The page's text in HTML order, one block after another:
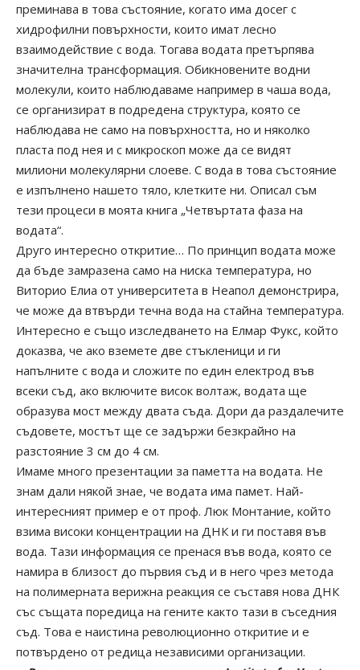
преминава в това състояние, когато има досег с
хидрофилни повърхности, които имат лесно
взаимодействие с вода. Тогава водата претърпява
значителна трансформация. Обикновените водни
молекули, които наблюдаваме например в чаша вода,
се организират в подредена структура, която се
наблюдава не само на повърхността, но и няколко
пласта под нея и с микроскоп може да се видят
милиони молекулярни слоеве. С вода в това състояние
е изпълнено нашето тяло, клетките ни. Описал съм
тези процеси в моята книга „Четвъртата фаза на
водата“.
Друго интересно откритие… По принцип водата може
да бъде замразена само на ниска температура, но
Виторио Елиа от университета в Неапол демонстрира,
че може да втвърди течна вода на стайна температура.
Интересно е също изследването на Елмар Фукс, който
доказва, че ако вземете две стъкленици и ги
напълните с вода и сложите по един електрод във
всеки съд, ако включите висок волтаж, водата ще
образува мост между двата съда. Дори да раздалечите
съдовете, мостът ще се задържи безкрайно на
разстояние 3 см до 4 см.
Имаме много презентации за паметта на водата. Не
знам дали някой знае, че водата има памет. Най-
интересният пример е от проф. Люк Монтание, който
взима високи концентрации на ДНК и ги поставя във
вода. Тази информация се пренася във вода, която се
намира в близост до първия съд и в него чрез метода
на полимерната верижна реакция се съставя нова ДНК
със същата поредица на гените както тази в съседния
съд. Това е наистина революционно откритие и е
потвърдено от редица независими организации.